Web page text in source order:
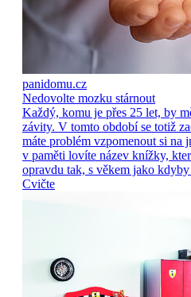
panidomu.cz
Nedovolte mozku stárnout
Každý, komu je přes 25 let, by
závity. V tomto období se totiž
máte problém vzpomenout si na
v paměti lovíte název knížky,
opravdu tak, s věkem jako
Cvičte